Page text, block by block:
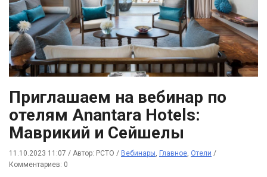
Приглашаем на вебинар по
отелям Anantara Hotels:
Маврикий и Сейшелы
11.10.2023 11:07 / Автор: РСТО / Вебинары, Главное, Отели /
Комментариев: 0